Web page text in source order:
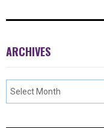
ARCHIVES